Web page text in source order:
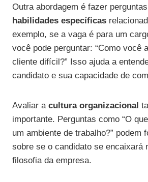
Outra abordagem é fazer
habilidades específicas
exemplo, se a vaga é para um
você pode perguntar: “Como você
cliente difícil?” Isso ajuda a
candidato e sua capacidade de
Avaliar a cultura organizacional
importante. Perguntas como “O
um ambiente de trabalho?” podem
sobre se o candidato se encaixará
filosofia da empresa.